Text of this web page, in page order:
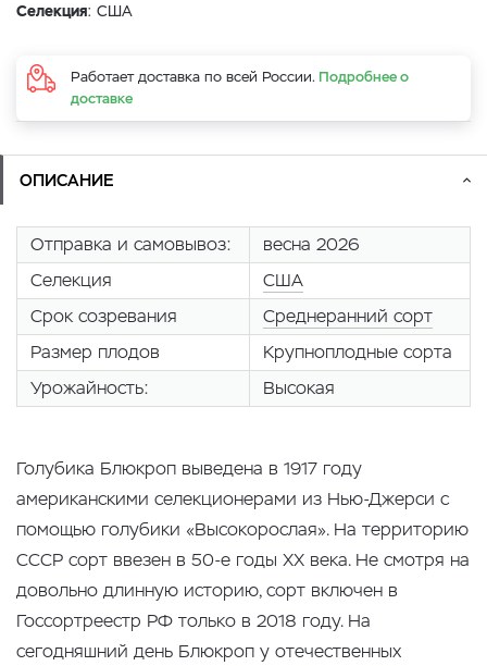
Селекция: США
Работает доставка по всей России. Подробнее о
доставке
ОПИСАНИЕ
Отправка и самовывоз:
весна 2026
Селекция
США
Срок созревания
Среднеранний сорт
Размер плодов
Крупноплодные сорта
Урожайность:
Высокая
Голубика Блюкроп выведена в 1917 году
американскими селекционерами из Нью-Джерси с
помощью голубики «Высокорослая». На территорию
СССР сорт ввезен в 50-е годы ХХ века. Не смотря на
довольно длинную историю, сорт включен в
Госсортреестр РФ только в 2018 году. На
сегодняшний день Блюкроп у отечественных